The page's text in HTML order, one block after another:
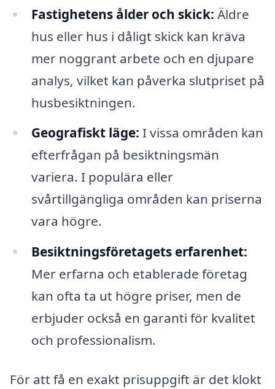
Fastighetens ålder och skick: Äldre
hus eller hus i dåligt skick kan kräva
mer noggrant arbete och en djupare
analys, vilket kan påverka slutpriset på
husbesiktningen.
Geografiskt läge: I vissa områden kan
efterfrågan på besiktningsmän
variera. I populära eller
svårtillgängliga områden kan priserna
vara högre.
Besiktningsföretagets erfarenhet:
Mer erfarna och etablerade företag
kan ofta ta ut högre priser, men de
erbjuder också en garanti för kvalitet
och professionalism.
För att få en exakt prisuppgift är det klokt